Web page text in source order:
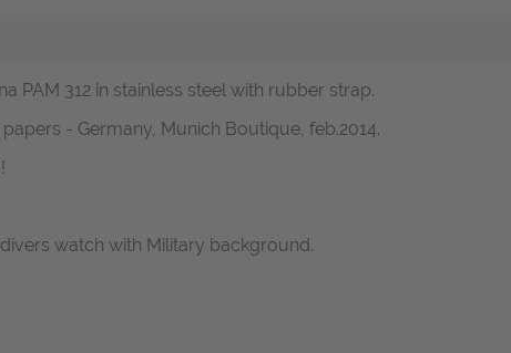
PAM 312 in stainless steel with rubber strap.
- Germany, Munich Boutique, feb.2014.
watch with Military background.